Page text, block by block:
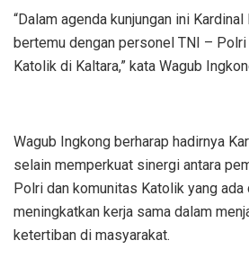
“Dalam agenda kunjungan ini
bertemu dengan personel TNI – Polri
Katolik di Kaltara,” kata Wagub
Wagub Ingkong berharap hadirnya
selain memperkuat sinergi antara
Polri dan komunitas Katolik yang ada
meningkatkan kerja sama dalam
ketertiban di masyarakat.